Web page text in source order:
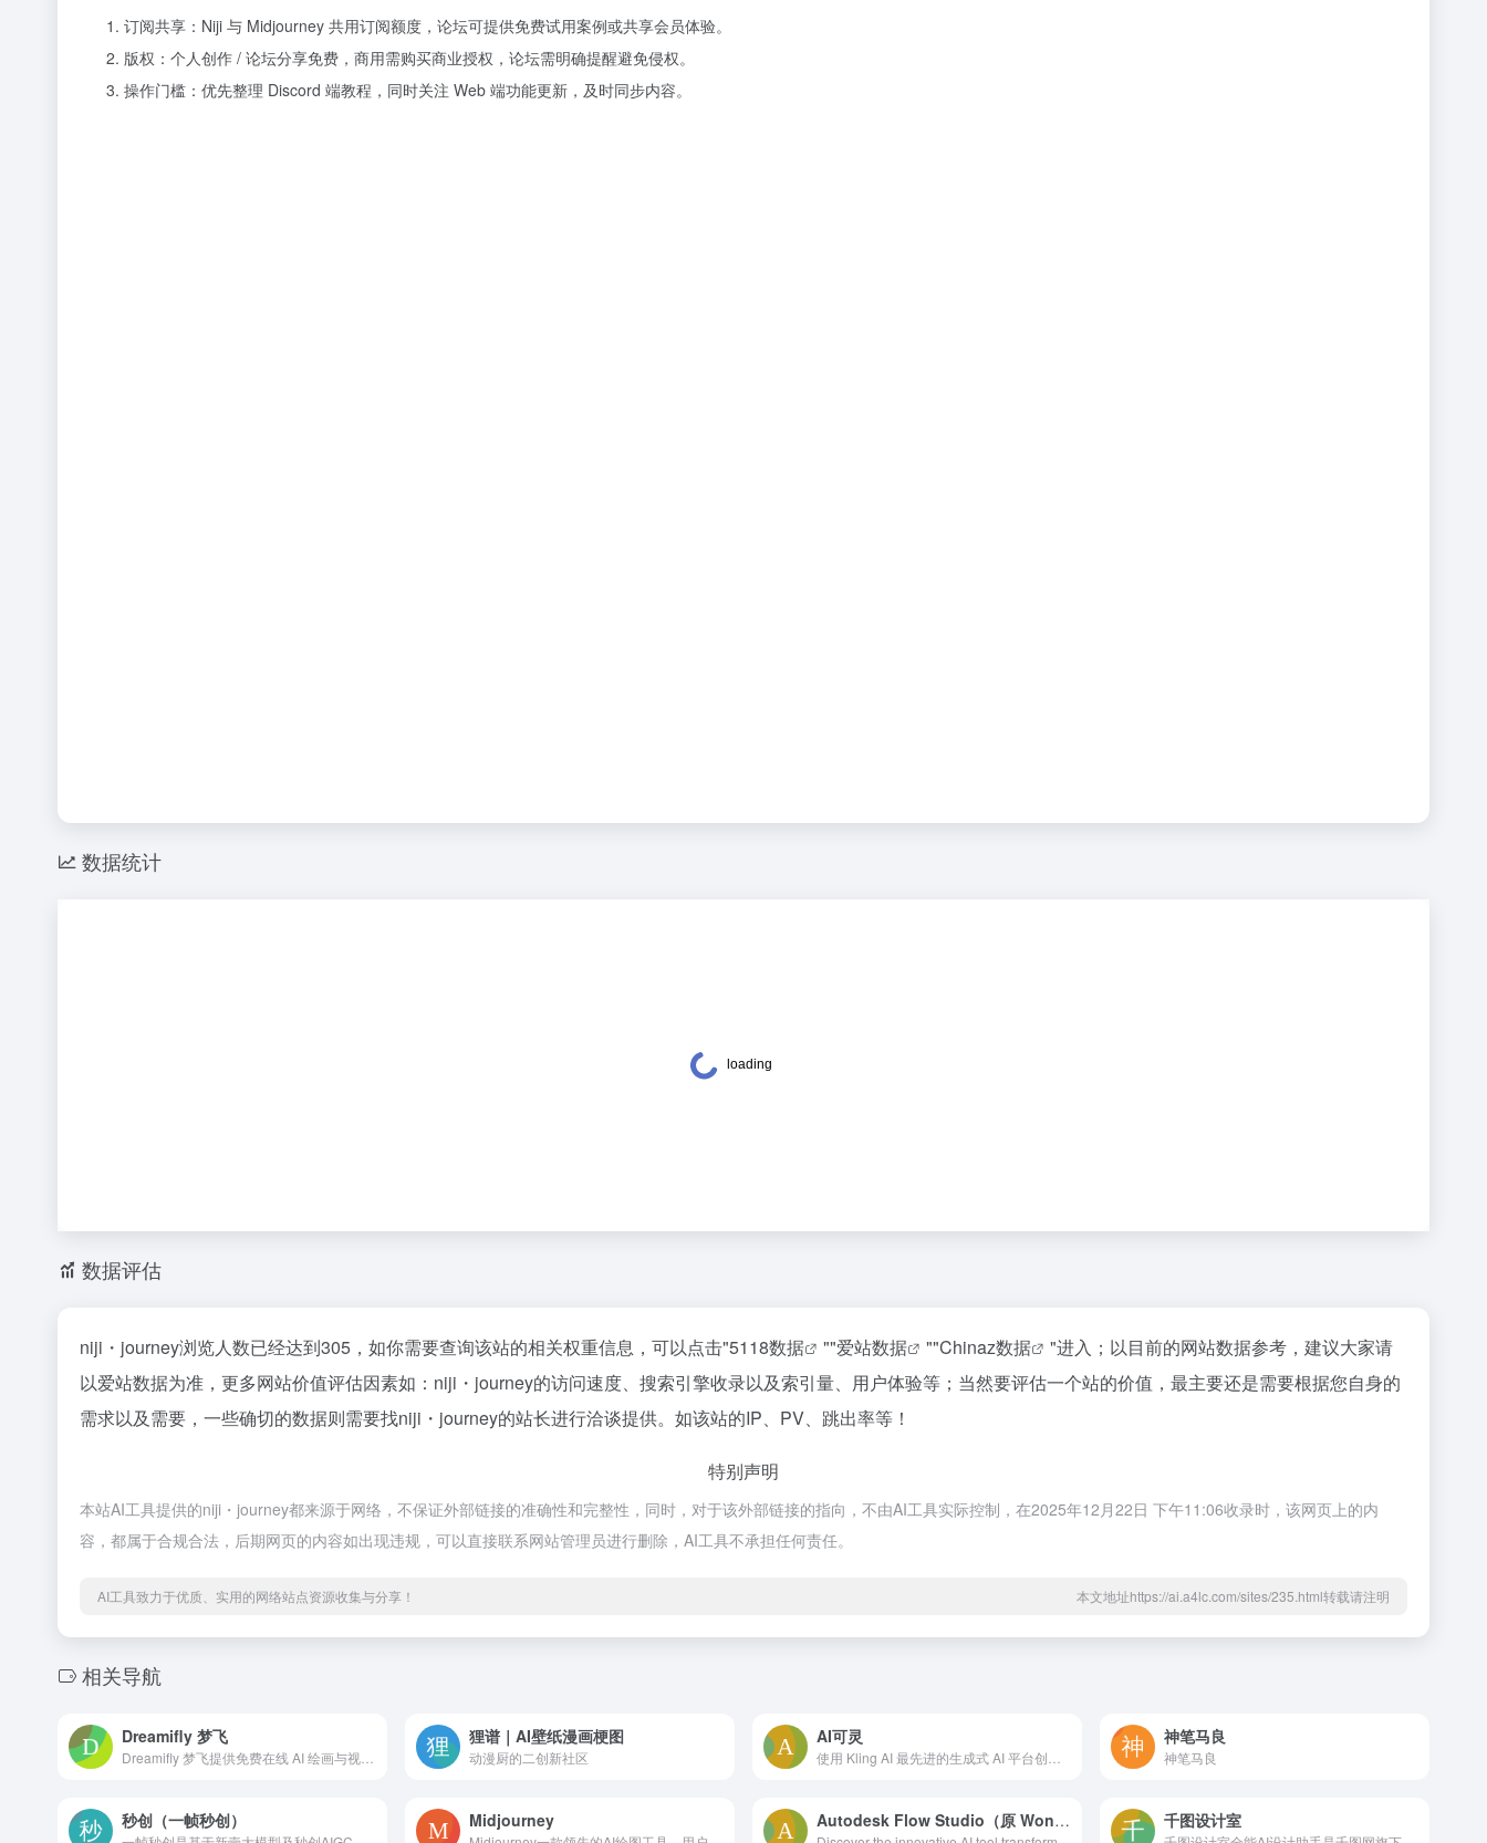
订阅共享：Niji 与 Midjourney 共用订阅额度，论坛可提供免费试用案例或共享会员体验。
版权：个人创作 / 论坛分享免费，商用需购买商业授权，论坛需明确提醒避免侵权。
操作门槛：优先整理 Discord 端教程，同时关注 Web 端功能更新，及时同步内容。
数据统计
数据评估
niji・journey浏览人数已经达到305，如你需要查询该站的相关权重信息，可以点击"5118数据 ""爱站数据 ""Chinaz数据
"进入；以目前的网站数据参考，建议大家请
以爱站数据为准，更多网站价值评估因素如：niji・journey的访问速度、搜索引擎收录以及索引量、用户体验等；当然要评估一个站的价值，最主要还是需要根据您自身的
需求以及需要，一些确切的数据则需要找niji・journey的站长进行洽谈提供。如该站的IP、PV、跳出率等！
特别声明
本站AI工具提供的niji・journey都来源于网络，不保证外部链接的准确性和完整性，同时，对于该外部链接的指向，不由AI工具实际控制，在2025年12月22日 下午11:06收录时，该网页上的内
容，都属于合规合法，后期网页的内容如出现违规，可以直接联系网站管理员进行删除，AI工具不承担任何责任。
AI工具致力于优质、实用的网络站点资源收集与分享！ 本文地址https://ai.a4lc.com/sites/235.html转载请注明
相关导航
Dreamifly 梦飞 狸谱｜AI壁纸漫画梗图
动漫厨的二创新社区
AI可灵 神笔马良
神笔马良
秒创（一帧秒创） Midjourney Autodesk Flow Studio（原 Wonder Studio） 千图设计室